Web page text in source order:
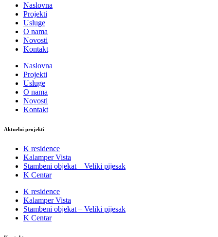
Naslovna
Projekti
Usluge
O nama
Novosti
Kontakt
Naslovna
Projekti
Usluge
O nama
Novosti
Kontakt
Aktuelni projekti
K residence
Kalamper Vista
Stambeni objekat – Veliki pijesak
K Centar
K residence
Kalamper Vista
Stambeni objekat – Veliki pijesak
K Centar